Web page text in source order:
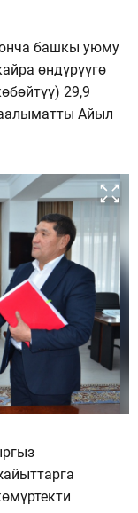
башкы уюму
өндүрүүгө
29,9
Айыл